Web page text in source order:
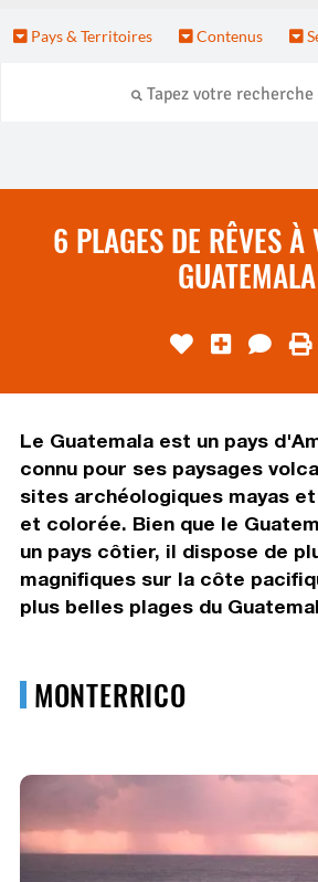
Pays & Territoires Contenus
6 PLAGES DE RÊVES À
GUATEMALA
Le Guatemala est un pays
connu pour ses paysages
sites archéologiques mayas
et colorée. Bien que le
un pays côtier, il dispose de
magnifiques sur la côte
plus belles plages du
MONTERRICO